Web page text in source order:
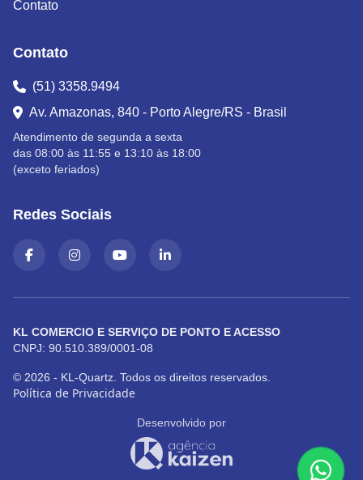
Contato
Contato
(51) 3358.9494
Av. Amazonas, 840 - Porto Alegre/RS - Brasil
Atendimento de segunda a sexta
das 08:00 às 11:55 e 13:10 às 18:00
(exceto feriados)
Redes Sociais
KL COMERCIO E SERVIÇO DE PONTO E ACESSO
CNPJ: 90.510.389/0001-08
© 2026 - KL-Quartz. Todos os direitos reservados.
Política de Privacidade
Desenvolvido por